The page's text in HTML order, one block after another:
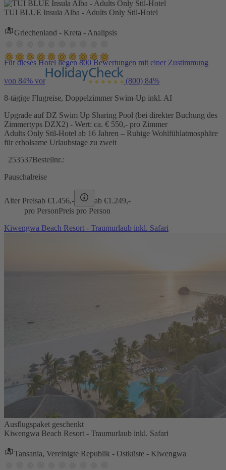
TUI BLUE Insula Alba - Adults Only Stil-Hotel
Griechenland - Kreta - Analipsis
Für dieses Hotel liegen 800 Bewertungen mit einer Zustimmung
von 84% vor (800) 84%
8-tägige Flugreise, Doppelzimmer Swim-Up inkl. AI
Upgrade auf DZ Swim Up Sharing Pool (bei direkter Buchung des
Zimmertyps DZX2) - Wert: ca. € 550,- pro Zimmer
Adults Only Stil-Hotel ab 16 Jahren – Ruhige Wohlfühlatmosphäre
für erholsame Urlaubstage zu zweit
253537Bestellnr.:
Pauschalreise
Alter Preisab €1.456,- ab €1.249,-
pro PersonPreis pro Person
Kiwengwa Beach Resort - Traumurlaub inkl. Safari
Ausflugspaket geschenkt
Kiwengwa Beach Resort - Traumurlaub inkl. Safari
Tansania, Vereinigte Republik - Ostküste - Kiwengwa